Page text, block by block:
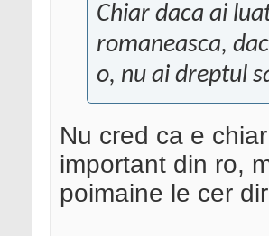
Chiar daca ai
romaneasca,
o, nu ai dreptul
Nu cred ca e
important din ro,
poimaine le cer